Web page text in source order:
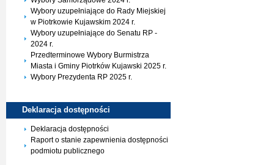
Wybory uzupełniające do Rady Miejskiej
w Piotrkowie Kujawskim 2024 r.
Wybory uzupełniające do Senatu RP -
2024 r.
Przedterminowe Wybory Burmistrza
Miasta i Gminy Piotrków Kujawski 2025 r.
Wybory Prezydenta RP 2025 r.
Deklaracja dostępności
Deklaracja dostępności
Raport o stanie zapewnienia dostępności
podmiotu publicznego